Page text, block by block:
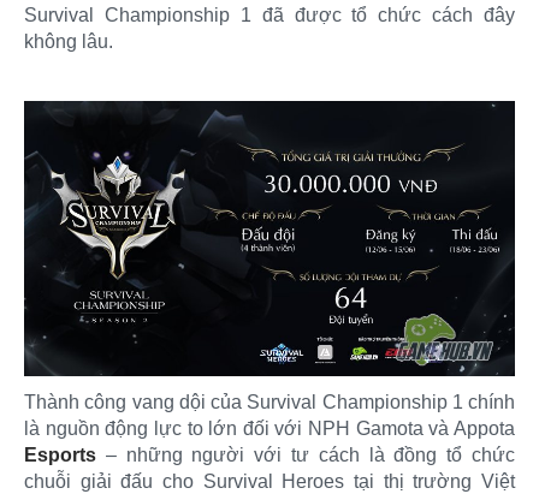
Survival Championship 1 đã được tổ chức cách đây
không lâu.
Thành công vang dội của Survival Championship 1 chính
là nguồn động lực to lớn đối với NPH Gamota và Appota
Esports – những người với tư cách là đồng tổ chức
chuỗi giải đấu cho Survival Heroes tại thị trường Việt